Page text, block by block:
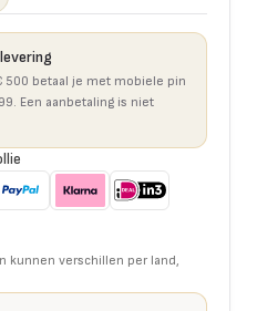
500 betaal je met mobiele pin
Een aanbetaling is niet
kunnen verschillen per land,